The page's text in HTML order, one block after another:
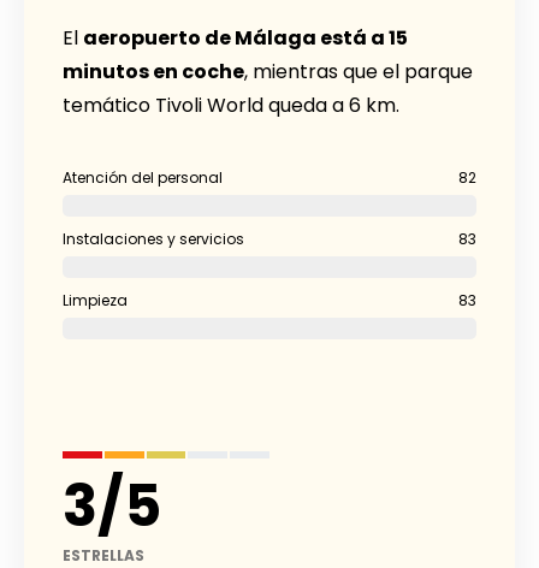
El aeropuerto de Málaga está a 15
minutos en coche, mientras que el parque
temático Tivoli World queda a 6 km.
Atención del personal 82
Instalaciones y servicios 83
Limpieza 83
3/5
ESTRELLAS